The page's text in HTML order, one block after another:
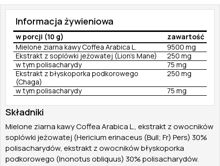
Informacja żywieniowa
w porcji (10 g)
zawartość
Mielone ziarna kawy Coffea Arabica L.
9500 mg
Ekstrakt z soplówki jeżowatej (Lion's Mane)
250 mg
w tym polisacharydy
75 mg
Ekstrakt z błyskoporka podkorowego
(Chaga)
250 mg
w tym polisacharydy 75 mg
Składniki
Mielone ziarna kawy Coffea Arabica L., ekstrakt z owocników
soplówki jeżowatej (Hericium erinaceus (Bull; Fr) Pers) 30%
polisacharydów, ekstrakt z owocników błyskoporka
podkorowego (Inonotus obliquus) 30% polisacharydów.